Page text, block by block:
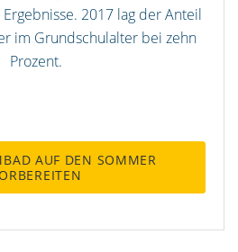
2017 lag der Anteil
im Grundschulalter bei zehn
Prozent.
AUF DEN SOMMER